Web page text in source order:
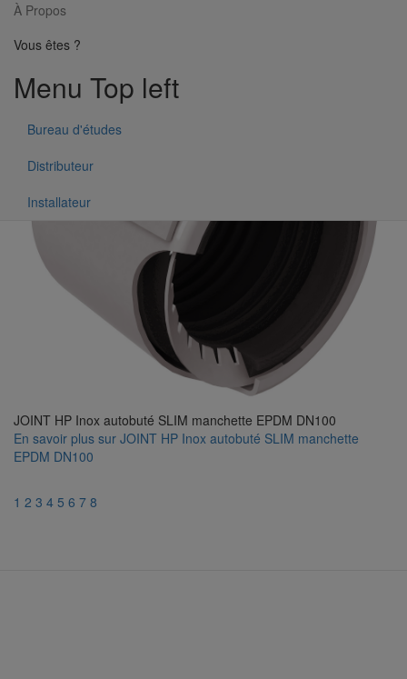
À Propos
Vous êtes ?
Menu Top left
Bureau d'études
Distributeur
Installateur
JOINT HP Inox autobuté SLIM manchette EPDM DN100
En savoir plus sur JOINT HP Inox autobuté SLIM manchette
EPDM DN100
1 2 3 4 5 6 7 8